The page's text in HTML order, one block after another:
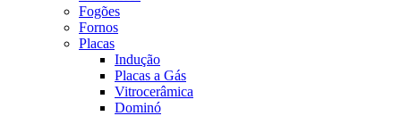
Fogões
Fornos
Placas
Indução
Placas a Gás
Vitrocerâmica
Dominó